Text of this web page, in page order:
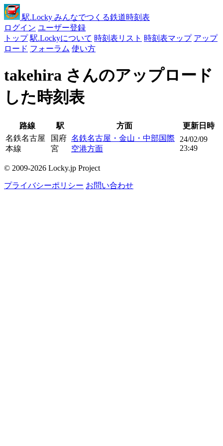
駅.Locky みんなでつくる鉄道時刻表
ログイン ユーザー登録
トップ 駅.Lockyについて 時刻表リスト 時刻表マップ アップ
ロード フォーラム 使い方
takehira さんのアップロード
した時刻表
路線 駅 方面
更新日時
名鉄名古屋
本線
国府
宮
名鉄名古屋・金山・中部国際
空港方面
24/02/09
23:49
© 2009-2026 Locky.jp Project
プライバシーポリシー お問い合わせ